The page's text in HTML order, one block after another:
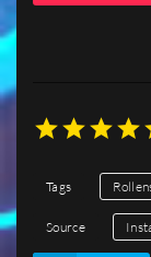
Tags
Source